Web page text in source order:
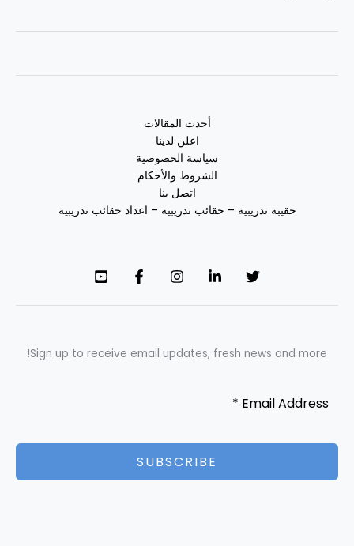
أحدث المقالات
اعلن لدينا
سياسة الخصوصية
الشروط والأحكام
اتصل بنا
حقيبة تدريبية – حقائب تدريبية – اعداد حقائب تدريبية
Sign up to receive email updates, fresh news and more!
SUBSCRIBE